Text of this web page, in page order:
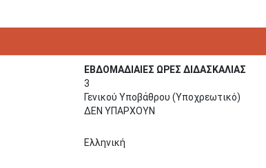
ΕΒΔΟΜΑΔΙΑΙΕΣ ΩΡΕΣ ΔΙΔΑΣΚΑΛΙΑΣ
3
Γενικού Υποβάθρου (Υποχρεωτικό)
ΔΕΝ ΥΠΑΡΧΟΥΝ
Ελληνική